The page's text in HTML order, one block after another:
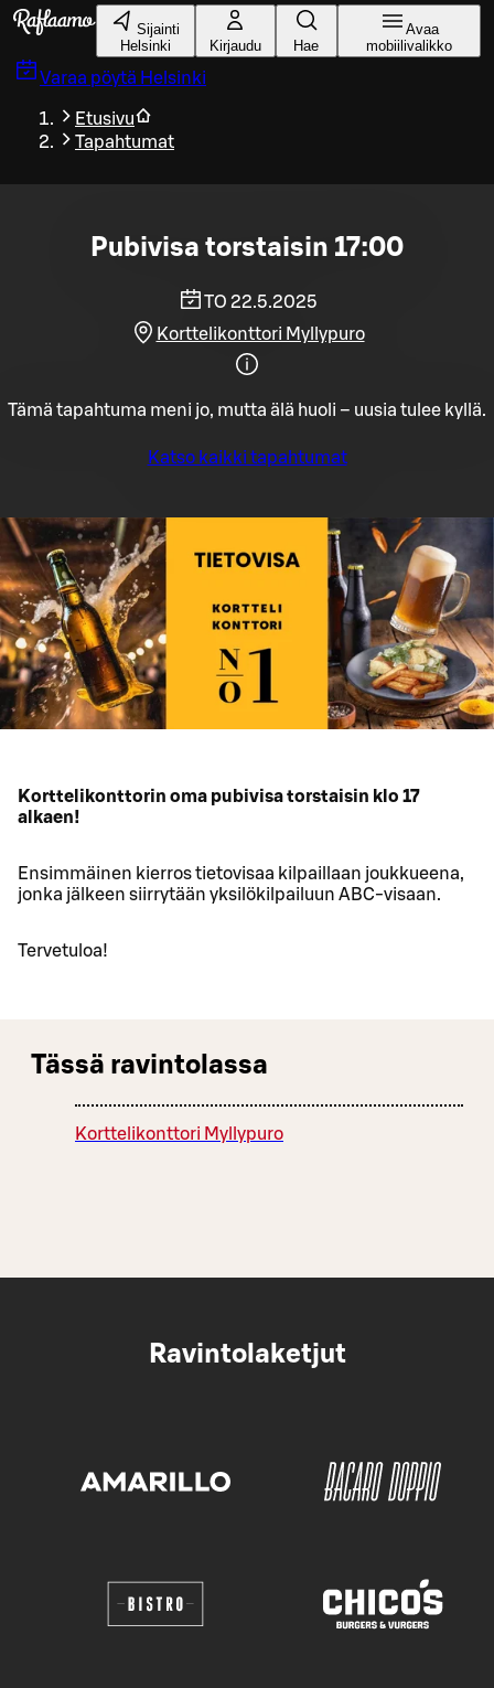
Siirry pääsisältöön
Sijainti
Helsinki
Kirjaudu Hae
Avaa
mobiilivalikko
Varaa pöytä Helsinki
Etusivu
Tapahtumat
Pubivisa torstaisin 17:00
TO 22.5.2025
Korttelikonttori Myllypuro
Tämä tapahtuma meni jo, mutta älä huoli – uusia tulee kyllä.
Katso kaikki tapahtumat
Korttelikonttorin oma pubivisa torstaisin klo 17
alkaen!
Ensimmäinen kierros tietovisaa kilpaillaan joukkueena,
jonka jälkeen siirrytään yksilökilpailuun ABC-visaan.
Tervetuloa!
Tässä ravintolassa
Korttelikonttori Myllypuro
Ravintolaketjut